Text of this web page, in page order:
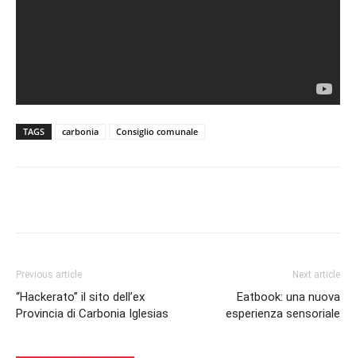
TAGS carbonia Consiglio comunale
Previous article
“Hackerato” il sito dell’ex
Provincia di Carbonia Iglesias
Next article
Eatbook: una nuova
esperienza sensoriale